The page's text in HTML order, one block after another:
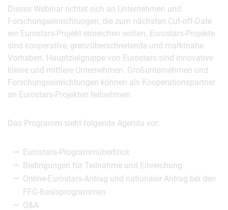
Dieses Webinar richtet sich an Unternehmen und
Forschungseinrichtungen, die zum nächsten Cut-off-Date
ein Eurostars-Projekt einreichen wollen. Eurostars-Projekte
sind kooperative, grenzüberschreitende und marktnahe
Vorhaben. Hauptzielgruppe von Eurostars sind innovative
kleine und mittlere Unternehmen. Großunternehmen und
Forschungseinrichtungen können als Kooperationspartner
an Eurostars-Projekten teilnehmen.
Das Programm sieht folgende Agenda vor:
Eurostars-Programmüberblick
Bedingungen für Teilnahme und Einreichung
Online-Eurostars-Antrag und nationaler Antrag bei den
FFG-Basisprogrammen
Q&A